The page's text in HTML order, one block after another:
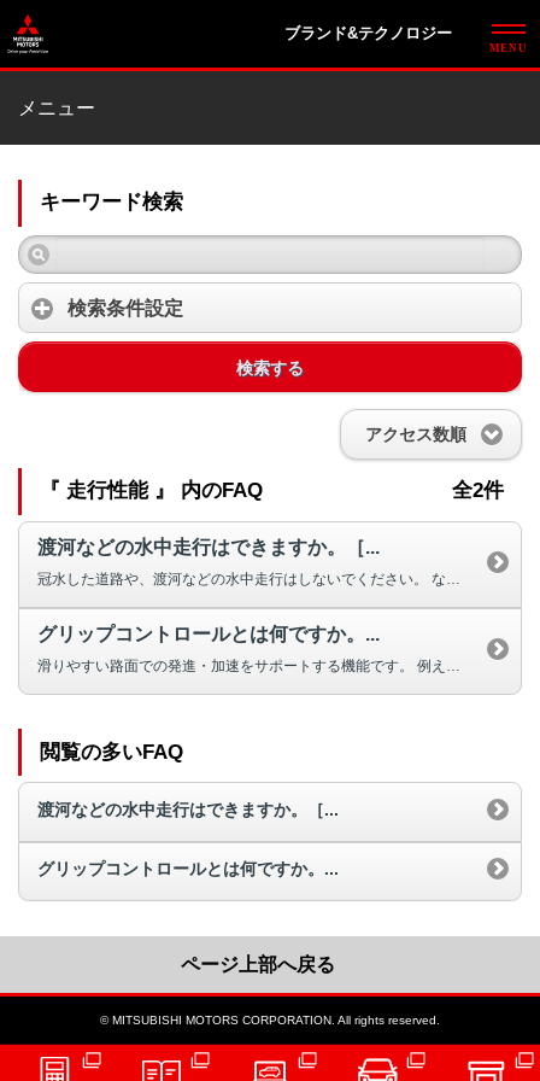
ブランド&テクノロジー
メニュー
キーワード検索
検索条件設定
検索する
アクセス数順
『 走行性能 』 内のFAQ 全2件
渡河などの水中走行はできますか。［...
グリップコントロールとは何ですか。...
滑りやすい路面での発進・加速をサポートする機能です。 例えば、雪道やぬか...
閲覧の多いFAQ
渡河などの水中走行はできますか。［...
グリップコントロールとは何ですか。...
ページ上部へ戻る
© MITSUBISHI MOTORS CORPORATION. All rights reserved.